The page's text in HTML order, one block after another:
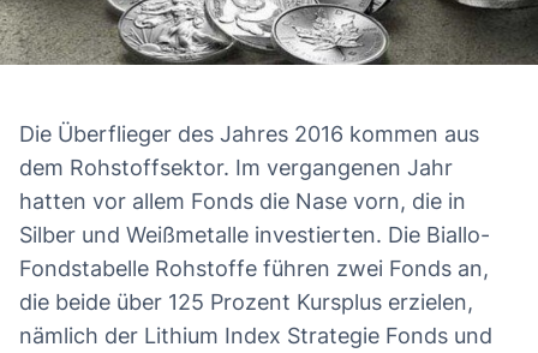
Die Überflieger des Jahres 2016 kommen aus
dem Rohstoffsektor. Im vergangenen Jahr
hatten vor allem Fonds die Nase vorn, die in
Silber und Weißmetalle investierten. Die Biallo-
Fondstabelle Rohstoffe führen zwei Fonds an,
die beide über 125 Prozent Kursplus erzielen,
nämlich der Lithium Index Strategie Fonds und